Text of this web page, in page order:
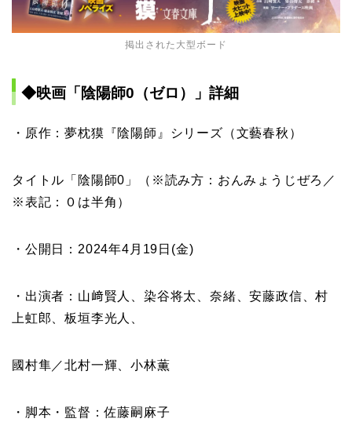
掲出された大型ボード
◆映画「陰陽師0（ゼロ）」詳細
・原作：夢枕獏『陰陽師』シリーズ（文藝春秋）
タイトル「陰陽師0」（※読み方：おんみょうじぜろ／
※表記：０は半角）
・公開日：2024年4月19日(金)
・出演者：山﨑賢人、染谷将太、奈緒、安藤政信、村
上虹郎、板垣李光人、
國村隼／北村一輝、小林薫
・脚本・監督：佐藤嗣麻子